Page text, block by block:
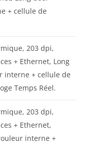
+ cellule de
203 dpi,
+ Ethernet, Long
interne + cellule de
Temps Réel.
203 dpi,
+ Ethernet,
interne +